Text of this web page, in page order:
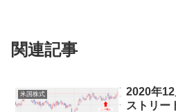
関連記事
米国株式
2020年
ストリー